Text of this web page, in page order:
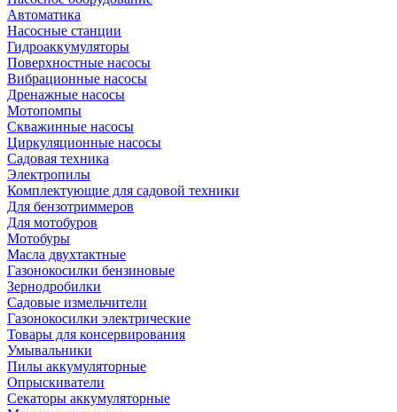
Автоматика
Насосные станции
Гидроаккумуляторы
Поверхностные насосы
Вибрационные насосы
Дренажные насосы
Мотопомпы
Скважинные насосы
Циркуляционные насосы
Садовая техника
Электропилы
Комплектующие для садовой техники
Для бензотриммеров
Для мотобуров
Мотобуры
Масла двухтактные
Газонокосилки бензиновые
Зернодробилки
Садовые измельчители
Газонокосилки электрические
Товары для консервирования
Умывальники
Пилы аккумуляторные
Опрыскиватели
Секаторы аккумуляторные